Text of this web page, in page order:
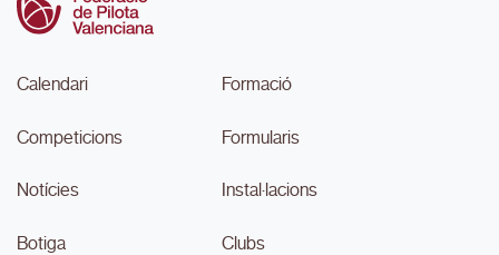
Calendari
Competicions
Notícies
Botiga
Formació
Formularis
Instal·lacions
Clubs